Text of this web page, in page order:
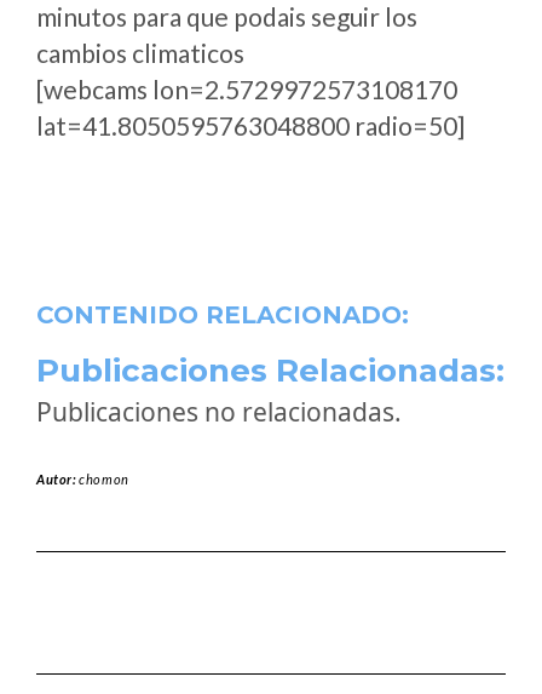
minutos para que podais seguir los
cambios climaticos
[webcams lon=2.5729972573108170
lat=41.8050595763048800 radio=50]
CONTENIDO RELACIONADO:
Publicaciones Relacionadas:
Publicaciones no relacionadas.
Autor:chomon